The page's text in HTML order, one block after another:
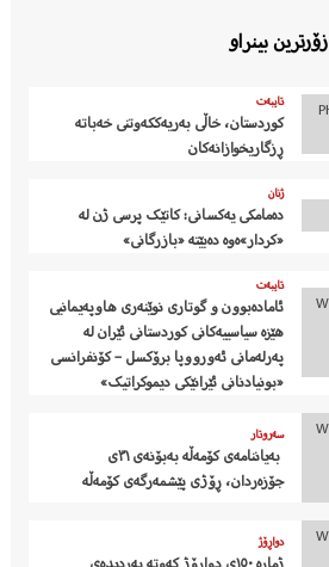
زۆرترین بینراو
تایبەت
کوردستان، خاڵی بەریەککەوتنی خەباتە
ڕزگاریخوازانەکان
ژنان
دەمامکی یەکسانی: کاتێک پرسی ژن لە
«کردار»ەوە دەبێتە «بازرگانی»
تایبەت
ئامادەبوون و گوتاری نوێنەری هاوپەیمانیی
هێزە سیاسییەکانی کوردستانی ئێران لە
پەرلەمانی ئەورووپا برۆکسل – کۆنفرانسی
«بونیادنانی ئێرانێکی دیموکراتیک»
سەروتار
‍ بەیاننامەی کۆمەڵە بەبۆنەی ٣١ی
جۆزەردان، ڕۆژی پێشمەرگەی کۆمەڵە
دواڕۆژ